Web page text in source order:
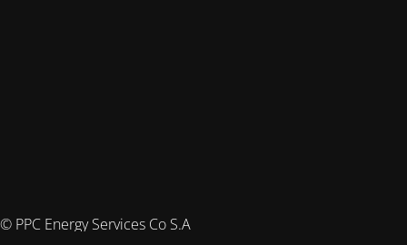
© PPC Energy Services Co S.A